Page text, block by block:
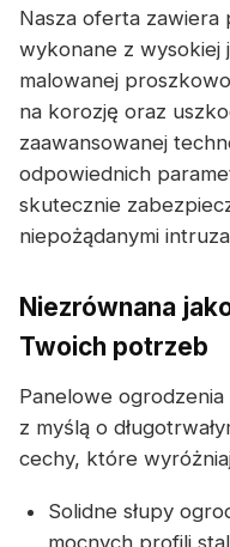
Nasza oferta
wykonane z wysokiej
malowanej
na korozję oraz
zaawansowanej
odpowiednich
skutecznie
niepożądanymi
Niezrównana
Twoich potrzeb
Panelowe
z myślą o
cechy, które
Solidne słupy
mocnych profili